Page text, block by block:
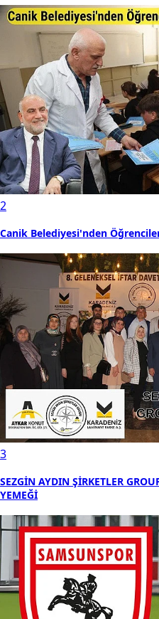
2
Canik Belediyesi'nden
3
SEZGİN AYDIN ŞİRKETLER
YEMEĞİ